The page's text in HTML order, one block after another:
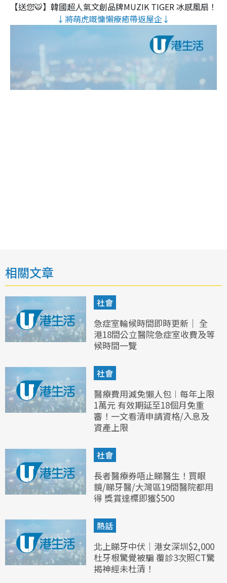
【送您🐯】韓國超人氣文創品牌MUZIK TIGER 冰感風扇！
↓將萌虎嘅慵懶療癒帶返屋企↓
相關文章
社會
急症室輪候時間即時更新｜ 全
港18間公立醫院急症室收費及等
候時間一覽
社會
醫療費用減免懶人包︱每年上限
1萬元 有效期延至18個月免重
審！一文看清申請資格/入息及
資產上限
社會
長者醫療券唔止睇醫生！買眼
鏡/睇牙醫/大灣區19間醫院都用
得 獎賞達標即獲$500
熱話
北上睇牙中伏｜港女深圳$2,000
杜牙根驚覺被騙 覆診3次照CT驚
揭神經未杜清！